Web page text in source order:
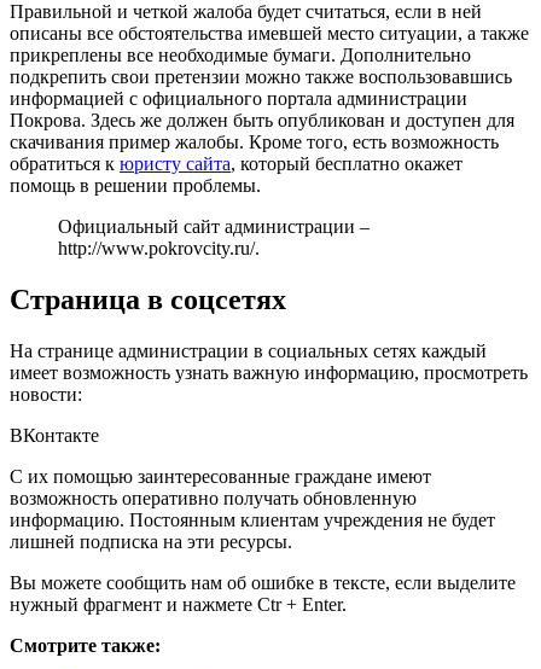
Правильной и четкой жалоба будет считаться, если в ней
описаны все обстоятельства имевшей место ситуации, а также
прикреплены все необходимые бумаги. Дополнительно
подкрепить свои претензии можно также воспользовавшись
информацией с официального портала администрации
Покрова. Здесь же должен быть опубликован и доступен для
скачивания пример жалобы. Кроме того, есть возможность
обратиться к юристу сайта, который бесплатно окажет
помощь в решении проблемы.
Официальный сайт администрации –
http://www.pokrovcity.ru/.
Страница в соцсетях
На странице администрации в социальных сетях каждый
имеет возможность узнать важную информацию, просмотреть
новости:
ВКонтакте
С их помощью заинтересованные граждане имеют
возможность оперативно получать обновленную
информацию. Постоянным клиентам учреждения не будет
лишней подписка на эти ресурсы.
Вы можете сообщить нам об ошибке в тексте, если выделите
нужный фрагмент и нажмете Ctr + Enter.
Смотрите также: